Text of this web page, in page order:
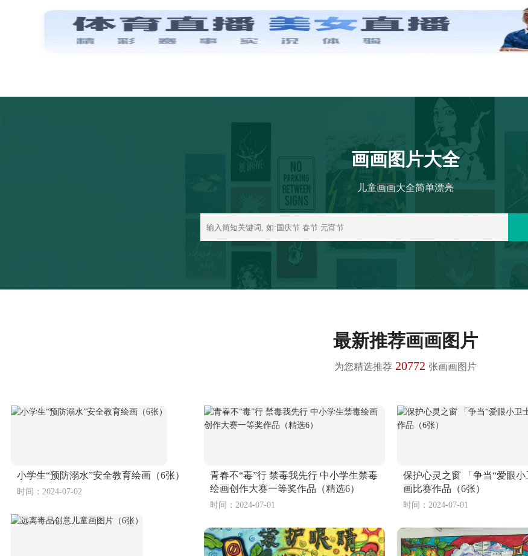
节日
画画图片大全
儿童画画大全简单漂亮
最新推荐画画图片
为您精选推荐 20772 张画画图片
小学生“预防溺水”安全教育绘画（6张）
时间：2024-07-02
青春不“毒”行 禁毒我先行 中小学生禁毒
绘画创作大赛一等奖作品（精选6）
时间：2024-07-01
保护心灵之窗 「争当“爱眼小
画比赛作品（6张）
时间：2024-07-01